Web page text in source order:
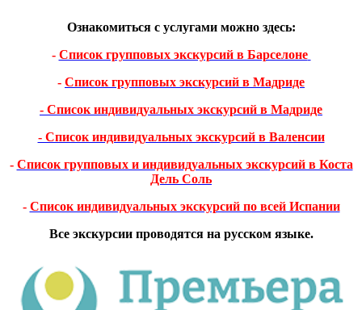
Ознакомиться с услугами можно здесь:
- Список групповых экскурсий в Барселоне
- Список групповых экскурсий в Мадриде
- Список индивидуальных экскурсий в Мадриде
- Список индивидуальных экскурсий в Валенсии
- Список групповых и индивидуальных экскурсий в Коста
Дель Соль
- Список индивидуальных экскурсий по всей Испании
Все экскурсии проводятся на русском языке.